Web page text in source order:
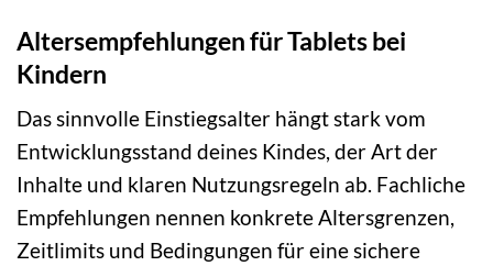
Altersempfehlungen für Tablets bei
Kindern
Das sinnvolle Einstiegsalter hängt stark vom
Entwicklungsstand deines Kindes, der Art der
Inhalte und klaren Nutzungsregeln ab. Fachliche
Empfehlungen nennen konkrete Altersgrenzen,
Zeitlimits und Bedingungen für eine sichere